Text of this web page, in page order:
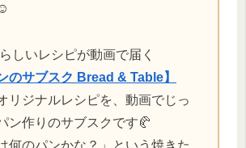
しいレシピが動画で届く
のサブスク Bread & Table】
リジナルレシピを、動画でじっ
ン作りのサブスクです🥐
何のパンかな？」という焼きた